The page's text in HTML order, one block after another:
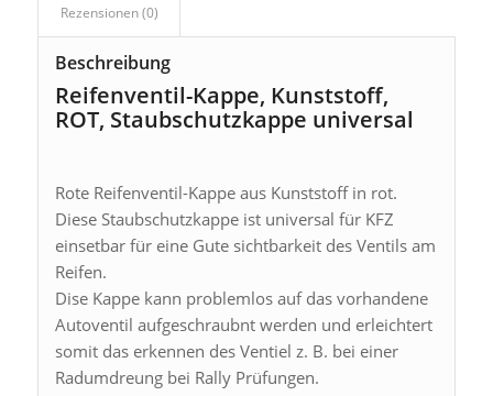
Rezensionen (0)
Beschreibung
Reifenventil-Kappe, Kunststoff,
ROT, Staubschutzkappe universal
Rote Reifenventil-Kappe aus Kunststoff in rot.
Diese Staubschutzkappe ist universal für KFZ
einsetbar für eine Gute sichtbarkeit des Ventils am
Reifen.
Dise Kappe kann problemlos auf das vorhandene
Autoventil aufgeschraubnt werden und erleichtert
somit das erkennen des Ventiel z. B. bei einer
Radumdreung bei Rally Prüfungen.